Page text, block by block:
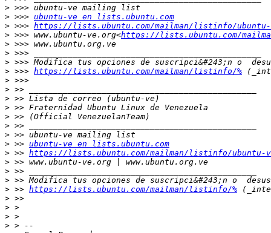
>
> >>> ubuntu-ve en lists.ubuntu.com
> >>> https://lists.ubuntu.com/mailman/listinfo/ubuntu-
> >>> www.ubuntu-ve.org<https://lists.ubuntu.com/
>
>
>
> >>> https://lists.ubuntu.com/mailman/listinfo/%
>
>
>
>
>
>
>
> >> ubuntu-ve en lists.ubuntu.com
> >> https://lists.ubuntu.com/mailman/listinfo/ubuntu-
>
>
>
> >> https://lists.ubuntu.com/mailman/listinfo/%
>
>
>
>